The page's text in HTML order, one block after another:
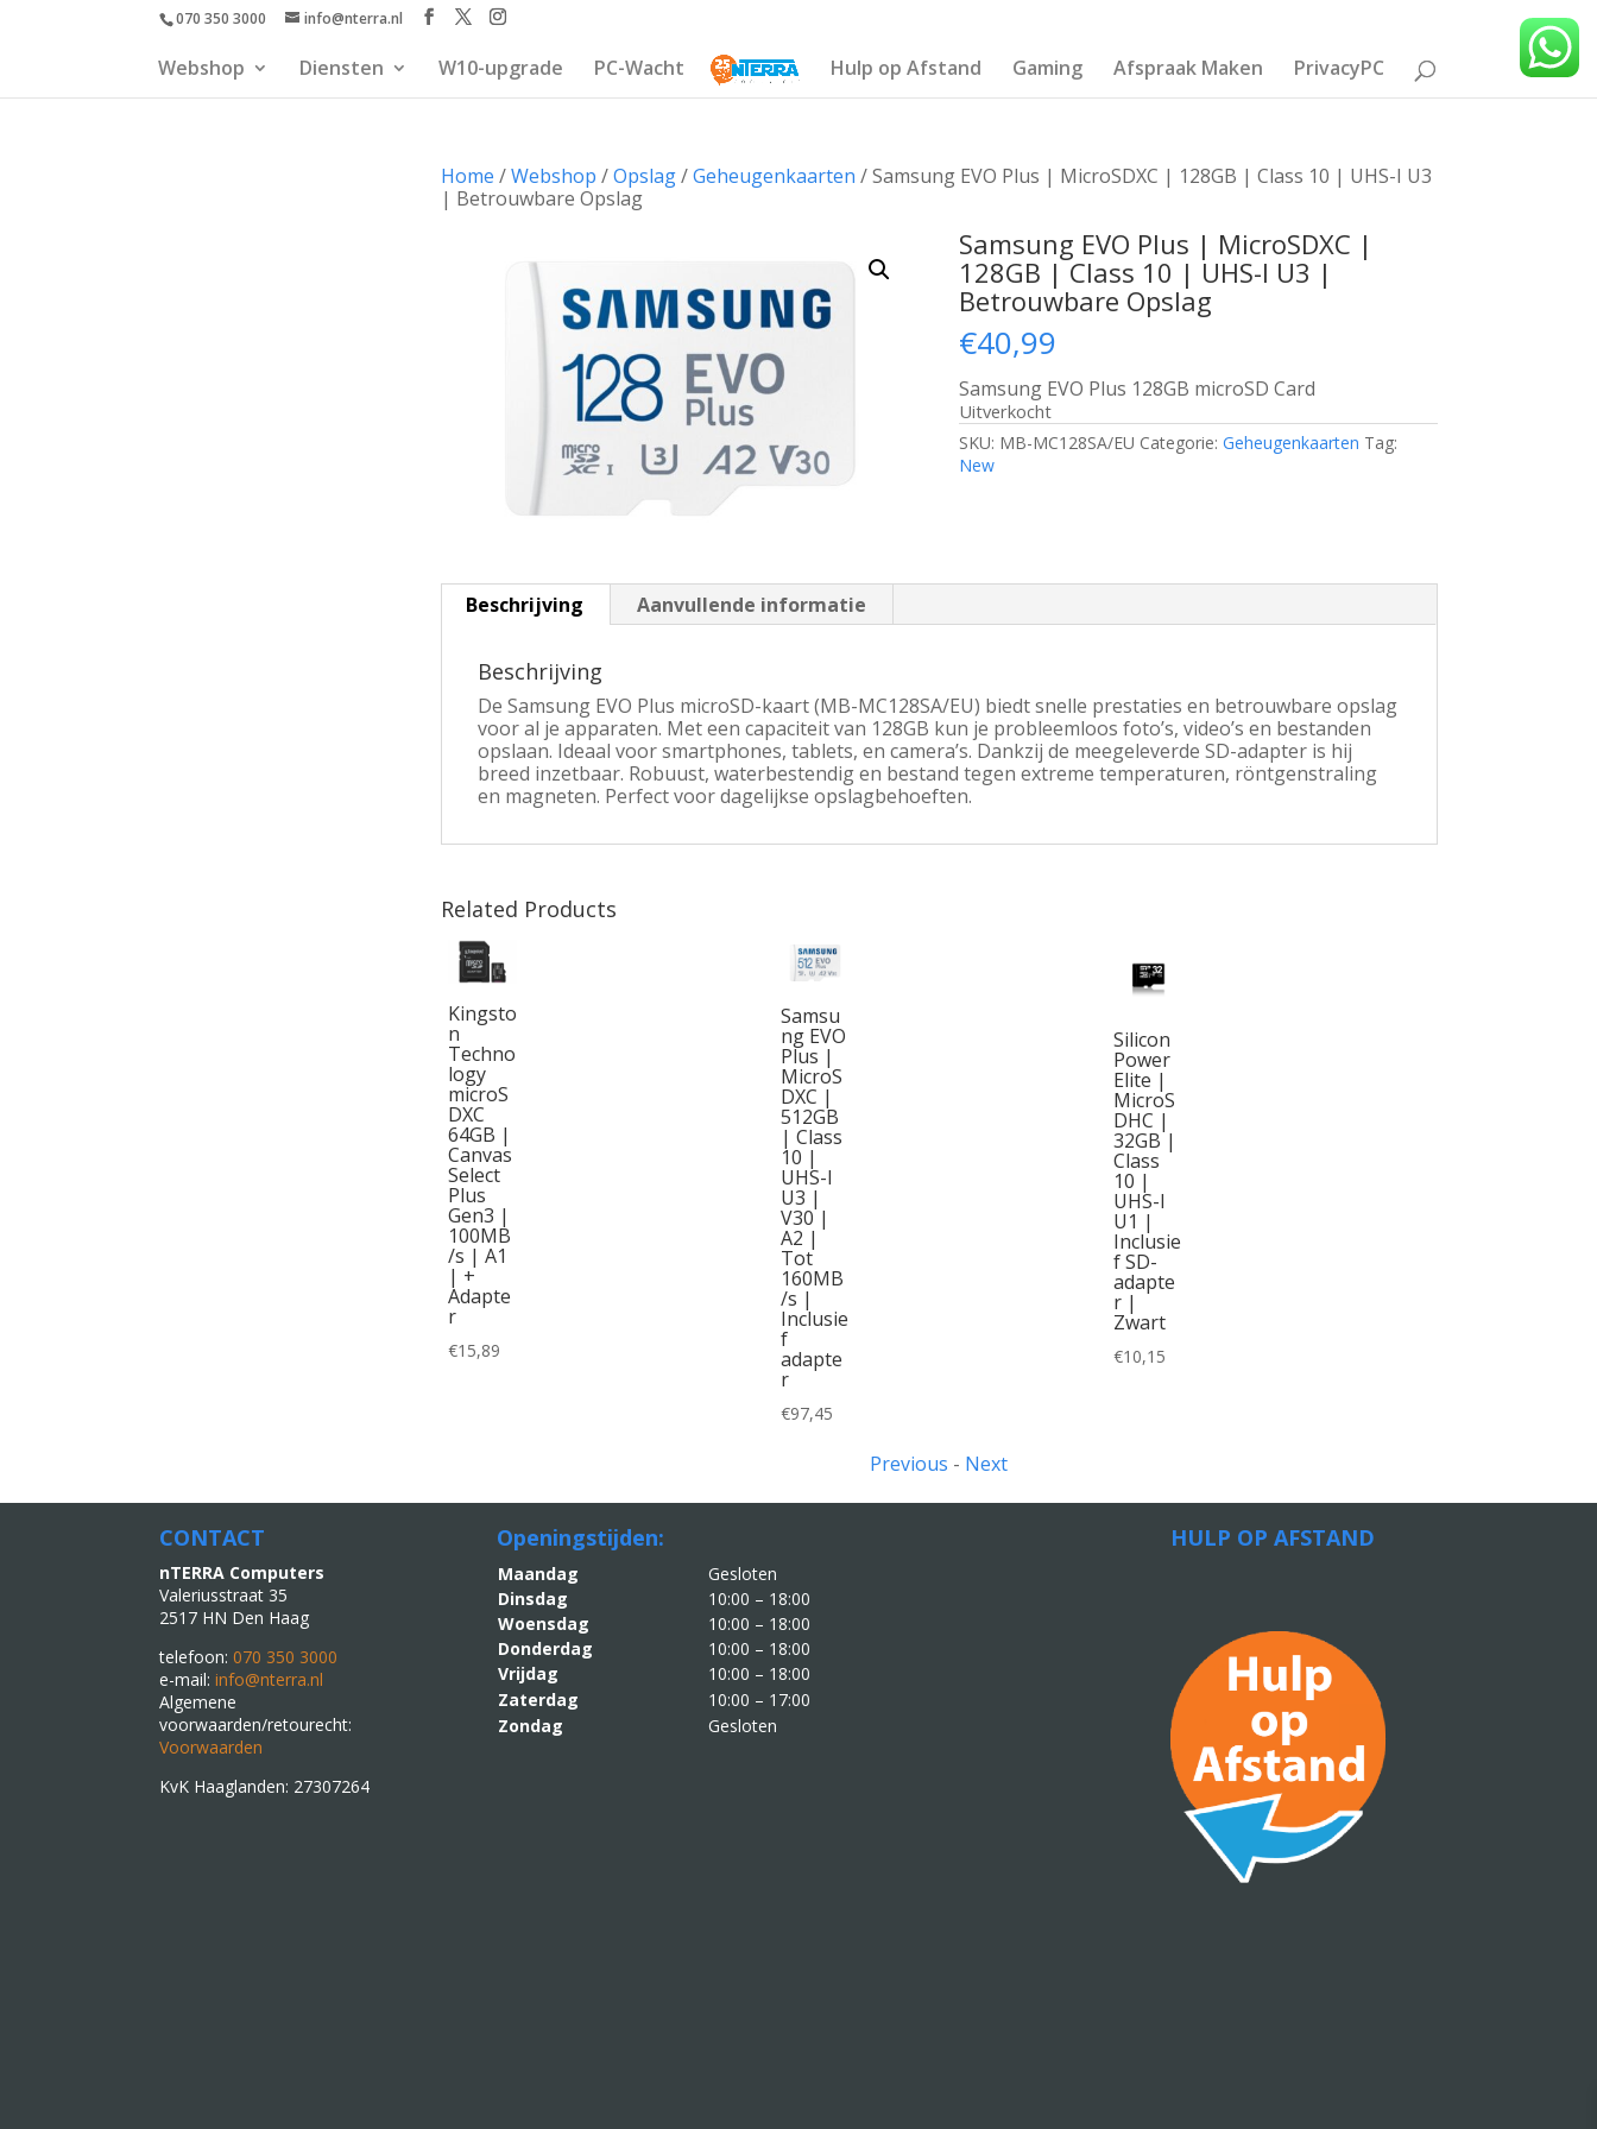
070 350 3000 info@nterra.nl
Webshop Diensten W10-upgrade PC-Wacht Hulp op Afstand Gaming Afspraak Maken PrivacyPC
Home /Webshop /Opslag/Geheugenkaarten / Samsung EVO Plus | MicroSDXC | 128GB | Class 10 | UHS-I U3
| Betrouwbare Opslag
Samsung EVO Plus | MicroSDXC |
128GB | Class 10 | UHS-I U3 |
Betrouwbare Opslag
€40,99
Samsung EVO Plus 128GB microSD Card
Uitverkocht
SKU: MB-MC128SA/EU Categorie:Geheugenkaarten Tag:
New
Beschrijving Aanvullende informatie
Beschrijving
De Samsung EVO Plus microSD-kaart (MB-MC128SA/EU) biedt snelle prestaties en betrouwbare opslag
voor al je apparaten. Met een capaciteit van 128GB kun je probleemloos foto’s, video’s en bestanden
opslaan. Ideaal voor smartphones, tablets, en camera’s. Dankzij de meegeleverde SD-adapter is hij
breed inzetbaar. Robuust, waterbestendig en bestand tegen extreme temperaturen, röntgenstraling
en magneten. Perfect voor dagelijkse opslagbehoeften.
Related Products
Kingsto
n
Techno
logy
microS
DXC
64GB |
Canvas
Select
Plus
Gen3 |
100MB
/s | A1
| +
Adapte
r
€15,89
Samsu
ng EVO
Plus |
MicroS
DXC |
512GB
| Class
10 |
UHS-I
U3 |
V30 |
A2 |
Tot
160MB
/s |
Inclusie
f
adapte
r
€97,45
Silicon
Power
Elite |
MicroS
DHC |
32GB |
Class
10 |
UHS-I
U1 |
Inclusie
f SD-
adapte
r |
Zwart
€10,15
Previous - Next
CONTACT
nTERRA Computers
Valeriusstraat 35
2517 HN Den Haag
telefoon:070 350 3000
e-mail:info@nterra.nl
Algemene
voorwaarden/retourecht:
Voorwaarden
KvK Haaglanden: 27307264
Openingstijden:
Maandag
Gesloten
Dinsdag
10:00 – 18:00
Woensdag
10:00 – 18:00
Donderdag
10:00 – 18:00
Vrijdag
10:00 – 18:00
Zaterdag
10:00 – 17:00
Zondag
Gesloten
HULP OP AFSTAND